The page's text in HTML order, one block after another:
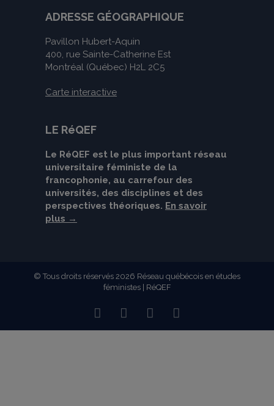
ADRESSE GÉOGRAPHIQUE
Pavillon Hubert-Aquin
400, rue Sainte-Catherine Est
Montréal (Québec) H2L 2C5
Carte interactive
LE RéQEF
Le RéQEF est le plus important réseau
universitaire féministe de la
francophonie, au carrefour des
universités, des disciplines et des
perspectives théoriques. En savoir
plus →
© Tous droits réservés 2026 Réseau québécois en études
féministes | RéQEF